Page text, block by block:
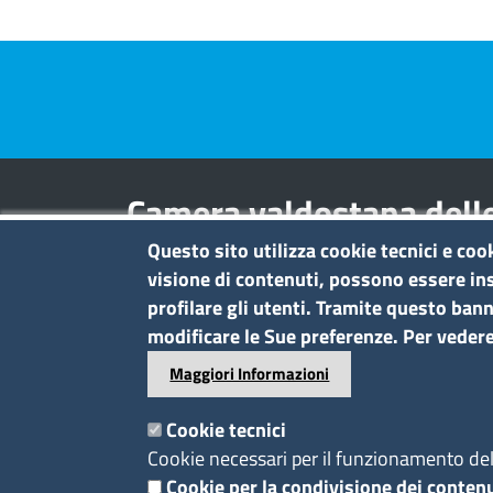
Camera valdostana
entreprises et des
Contatti
Regione Borgnalle, 12 - 11100 Aosta
tel. 0165 573001
P.I. 01079470074
C.F. 91046340070
Pec
Questo sito utilizza cookie tecnici e
visione di contenuti, possono essere
profilare gli utenti. Tramite questo
modificare le Sue preferenze. Per
Maggiori Informazioni
Cookie tecnici
Cookie necessari per il funzionamento